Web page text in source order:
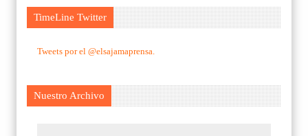
TimeLine Twitter
Tweets por el @elsajamaprensa.
Nuestro Archivo